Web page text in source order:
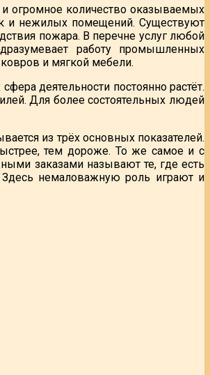
и огромное количество оказываемых
и нежилых помещений. Существуют
пожара. В перечне услуг любой
работу промышленных
и мягкой мебели.
деятельности постоянно растёт.
Для более состоятельных людей
из трёх основных показателей.
тем дороже. То же самое и с
заказами называют те, где есть
немаловажную роль играют и